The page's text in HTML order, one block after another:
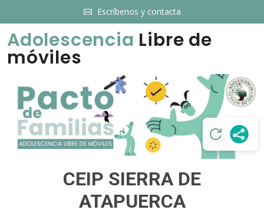
Escríbenos y contacta
Adolescencia Libre de
móviles
CEIP SIERRA DE
ATAPUERCA